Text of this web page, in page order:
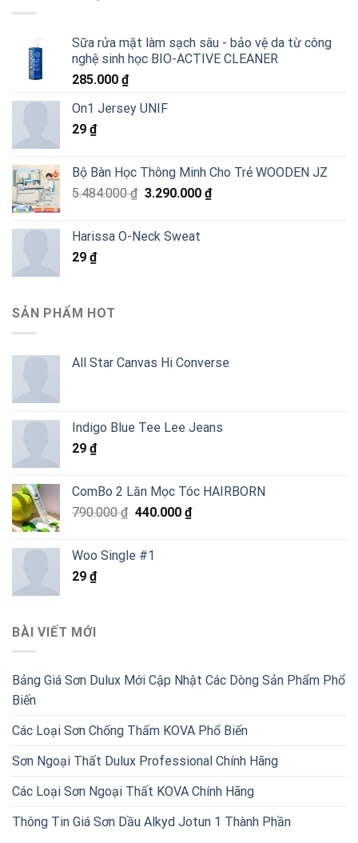
Sữa rửa mặt làm sạch sâu - bảo vệ da từ công
nghệ sinh học BIO-ACTIVE CLEANER
285.000 ₫
On1 Jersey UNIF
29 ₫
Bộ Bàn Học Thông Minh Cho Trẻ WOODEN JZ
5.484.000₫ Giá
5.484.000 ₫.
3.290.000 ₫Giá
Harissa O-Neck Sweat
29 ₫
SẢN PHẨM HOT
All Star Canvas Hi Converse
Indigo Blue Tee Lee Jeans
29 ₫
ComBo 2 Lăn Mọc Tóc HAIRBORN
790.000₫ Giá
790.000 ₫.
440.000 ₫Giá
Woo Single #1
29 ₫
BÀI VIẾT MỚI
Bảng Giá Sơn Dulux Mới Cập Nhật Các Dòng Sản Phẩm Phổ
Biến
Các Loại Sơn Chống Thấm KOVA Phổ Biến
Sơn Ngoại Thất Dulux Professional Chính Hãng
Các Loại Sơn Ngoại Thất KOVA Chính Hãng
Thông Tin Giá Sơn Dầu Alkyd Jotun 1 Thành Phần